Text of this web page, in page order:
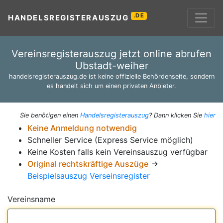
HANDELSREGISTERAUSZUG .DE
Vereinsregisterauszug jetzt online abrufen
Ubstadt-weiher
handelsregisterauszug.de ist keine offizielle Behördenseite, sondern
es handelt sich um einen privaten Anbieter.
Sie benötigen einen Handelsregisterauszug? Dann klicken Sie hier
Keine Anmeldung notwendig
Schneller Service (Express Service möglich)
Keine Kosten falls kein Vereinsauszug verfügbar
Original rechtskräftige Auszüge →
Beispielsauszug Verseinsregister
Vereinsname